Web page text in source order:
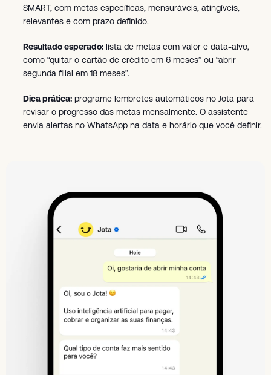
SMART, com metas específicas, mensuráveis, atingíveis,
relevantes e com prazo definido.
Resultado esperado: lista de metas com valor e data-alvo,
como “quitar o cartão de crédito em 6 meses” ou “abrir
segunda filial em 18 meses”.
Dica prática: programe lembretes automáticos no Jota para
revisar o progresso das metas mensalmente. O assistente
envia alertas no WhatsApp na data e horário que você definir.